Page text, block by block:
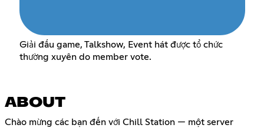
Giải đấu game, Talkshow, Event hát được tổ chức
thường xuyên do member vote.
ABOUT
Chào mừng các bạn đến với Chill Station — một server